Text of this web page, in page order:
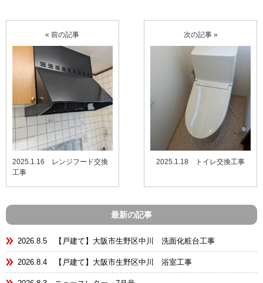
« 前の記事
2025.1.16 レンジフード交換
工事
次の記事 »
2025.1.18 トイレ交換工事
最新の記事
2026.8.5 【戸建て】大阪市生野区中川 洗面化粧台工事
2026.8.4 【戸建て】大阪市生野区中川 浴室工事